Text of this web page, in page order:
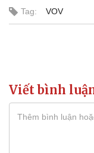
Tag: VOV
Viết bình